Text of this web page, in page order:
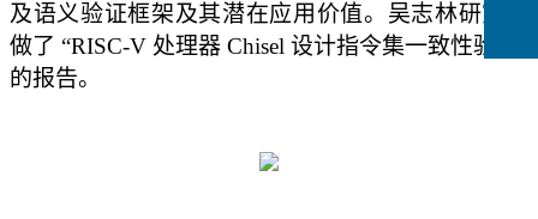
及语义验证框架及其潜在应用价值。吴志林研究员
做了 “RISC-V 处理器 Chisel 设计指令集一致性验证”
的报告。